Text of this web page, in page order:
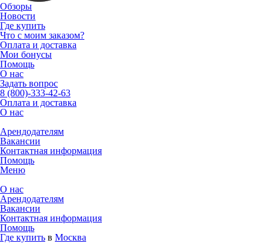
Обзоры
Новости
Где купить
Что с моим заказом?
Оплата и доставка
Мои бонусы
Помощь
О нас
Задать вопрос
8 (800)-333-42-63
Оплата и доставка
О нас
Арендодателям
Вакансии
Контактная информация
Помощь
Меню
О нас
Арендодателям
Вакансии
Контактная информация
Помощь
Где купить в Москва